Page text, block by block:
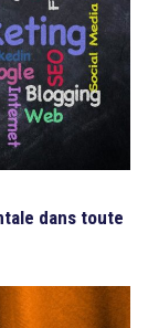
dans toute